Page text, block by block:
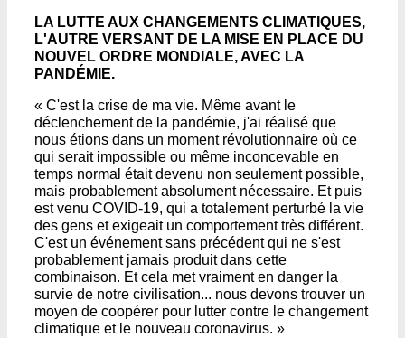
LA LUTTE AUX CHANGEMENTS CLIMATIQUES,
L'AUTRE VERSANT DE LA MISE EN PLACE DU
NOUVEL ORDRE MONDIALE, AVEC LA
PANDÉMIE.
« C'est la crise de ma vie. Même avant le
déclenchement de la pandémie, j'ai réalisé que
nous étions dans un moment révolutionnaire où ce
qui serait impossible ou même inconcevable en
temps normal était devenu non seulement possible,
mais probablement absolument nécessaire. Et puis
est venu COVID-19, qui a totalement perturbé la vie
des gens et exigeait un comportement très différent.
C'est un événement sans précédent qui ne s'est
probablement jamais produit dans cette
combinaison. Et cela met vraiment en danger la
survie de notre civilisation... nous devons trouver un
moyen de coopérer pour lutter contre le changement
climatique et le nouveau coronavirus. »